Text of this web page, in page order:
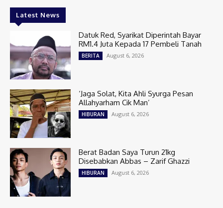
Latest News
Datuk Red, Syarikat Diperintah Bayar
RM1.4 Juta Kepada 17 Pembeli Tanah
BERITA August 6, 2026
‘Jaga Solat, Kita Ahli Syurga Pesan
Allahyarham Cik Man’
HIBURAN August 6, 2026
Berat Badan Saya Turun 21kg
Disebabkan Abbas – Zarif Ghazzi
HIBURAN August 6, 2026